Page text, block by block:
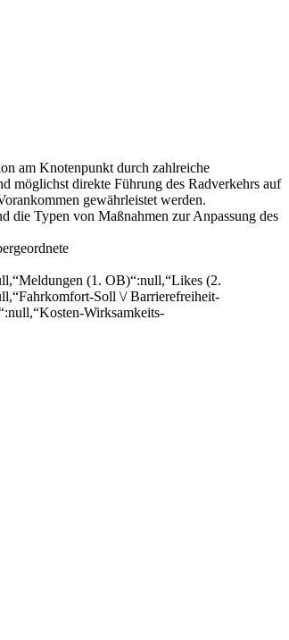
am Knotenpunkt durch zahlreiche
möglichst direkte Führung des Radverkehrs auf
gewährleistet werden.
die Typen von Maßnahmen zur Anpassung des
(1. OB)“:null,“Likes (2.
Soll \/ Barrierefreiheit-
Wirksamkeits-